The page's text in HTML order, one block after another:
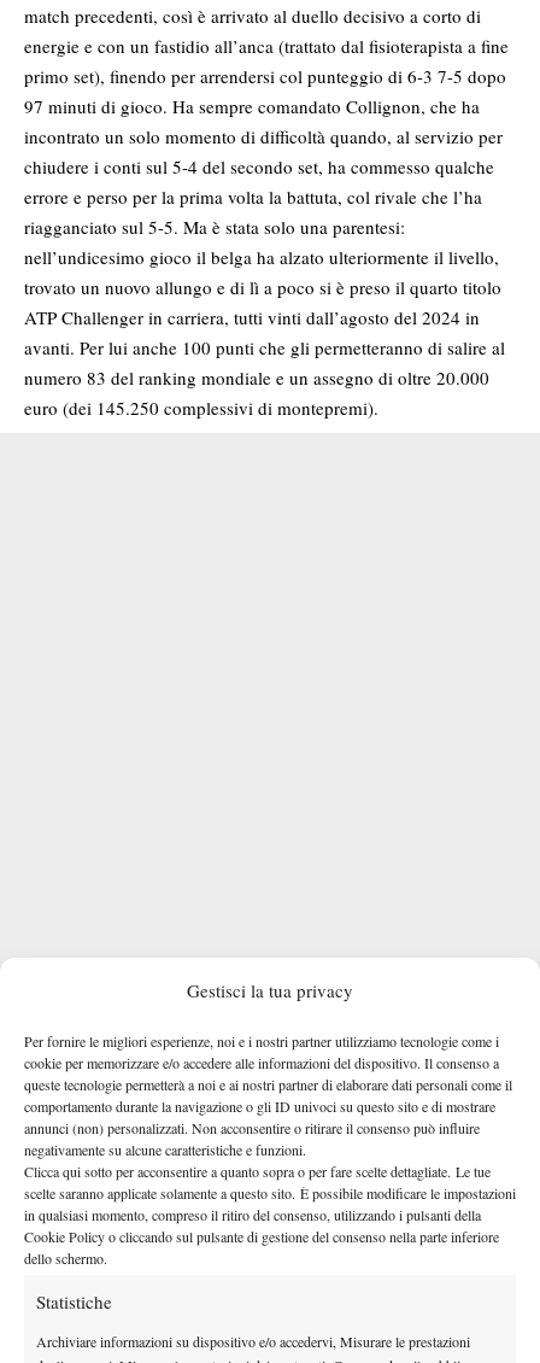
Gestisci la tua privacy
Per fornire le migliori esperienze, noi e i nostri partner utilizziamo tecnologie come i
cookie per memorizzare e/o accedere alle informazioni del dispositivo. Il consenso a
queste tecnologie permetterà a noi e ai nostri partner di elaborare dati personali come il
comportamento durante la navigazione o gli ID univoci su questo sito e di mostrare
annunci (non) personalizzati. Non acconsentire o ritirare il consenso può influire
negativamente su alcune caratteristiche e funzioni.
Clicca qui sotto per acconsentire a quanto sopra o per fare scelte dettagliate. Le tue
scelte saranno applicate solamente a questo sito. È possibile modificare le impostazioni
in qualsiasi momento, compreso il ritiro del consenso, utilizzando i pulsanti della
Cookie Policy o cliccando sul pulsante di gestione del consenso nella parte inferiore
dello schermo.
Statistiche
Archiviare informazioni su dispositivo e/o accedervi, Misurare le prestazioni
match precedenti, così è arrivato al duello decisivo a corto di
energie e con un fastidio all’anca (trattato dal fisioterapista a fine
primo set), finendo per arrendersi col punteggio di 6-3 7-5 dopo
97 minuti di gioco. Ha sempre comandato Collignon, che ha
incontrato un solo momento di difficoltà quando, al servizio per
chiudere i conti sul 5-4 del secondo set, ha commesso qualche
errore e perso per la prima volta la battuta, col rivale che l’ha
riagganciato sul 5-5. Ma è stata solo una parentesi:
nell’undicesimo gioco il belga ha alzato ulteriormente il livello,
trovato un nuovo allungo e di lì a poco si è preso il quarto titolo
ATP Challenger in carriera, tutti vinti dall’agosto del 2024 in
avanti. Per lui anche 100 punti che gli permetteranno di salire al
numero 83 del ranking mondiale e un assegno di oltre 20.000
euro (dei 145.250 complessivi di montepremi).
“Sono partito come prima testa di serie – ha detto il vincitore – e
complessa, con tanti ottimi avversari. Sono riuscito a giocare
quasi sempre il mio miglior tennis, rimanendo molto solido a
livello mentale. Un aspetto che ha fatto la differenza. Sono
davvero felice per questo successo, che mi dà la garanzia di
entrare nel tabellone principale a Roland Garros e Wimbledon.
Se ne avrò l’occasione tornerò a Monza più che volentieri: capita
raramente di trovare un torneo organizzato così bene fin dalla
prima edizione”. La sanno bene gli artefici del successo, in
primis il presidente del Villa Reale Tennis, Cristiano Crippa. “Per